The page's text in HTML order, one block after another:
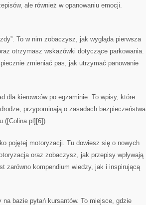
ale również w opanowaniu emocji.
To w nim zobaczysz, jak wygląda pierwsza
otrzymasz wskazówki dotyczące parkowania.
zmieniać pas, jak utrzymać panowanie
dla kierowców po egzaminie. To wpisy, które
przypominają o zasadach bezpieczeństwa
pojętej motoryzacji. Tu dowiesz się o nowych
oraz zobaczysz, jak przepisy wpływają
zarówno kompendium wiedzy, jak i inspirującą
na bazie pytań kursantów. To miejsce, gdzie